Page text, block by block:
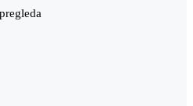
pregleda